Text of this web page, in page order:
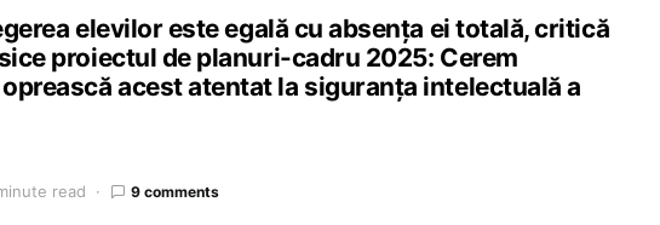
elevilor este egală cu absența ei totală, critică
proiectul de planuri-cadru 2025: Cerem
acest atentat la siguranța intelectuală a
read 9 comments